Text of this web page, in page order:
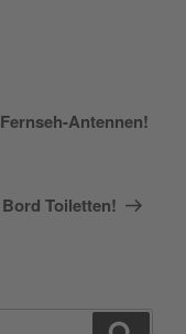
Antennen!
Toiletten!